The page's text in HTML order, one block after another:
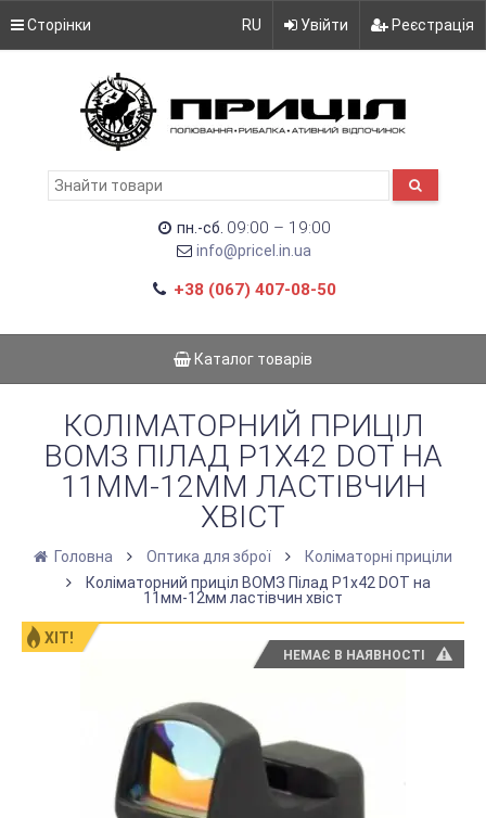
Сторінки RU Увійти Реєстрація
пн.-сб. 09:00 – 19:00
info@pricel.in.ua
+38 (067) 407-08-50
Каталог товарів
КОЛІМАТОРНИЙ ПРИЦІЛ
ВОМЗ ПІЛАД P1Х42 DOT НА
11ММ-12ММ ЛАСТІВЧИН
ХВІСТ
Головна Оптика для зброї
Коліматорні приціли
Коліматорний приціл ВОМЗ Пілад P1х42 DOT на
11мм-12мм ластівчин хвіст
ХІТ!
НЕМАЄ В НАЯВНОСТІ